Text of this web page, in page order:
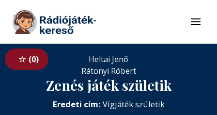
Tovább a tartalomhoz
Menü
0
Heltai Jenő
Rátonyi Róbert
Zenés játék születik
Eredeti cím: Vígjáték születik